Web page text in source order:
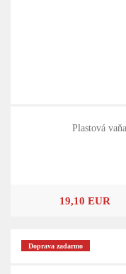
Plastová
19,10 EUR
Doprava zadarmo